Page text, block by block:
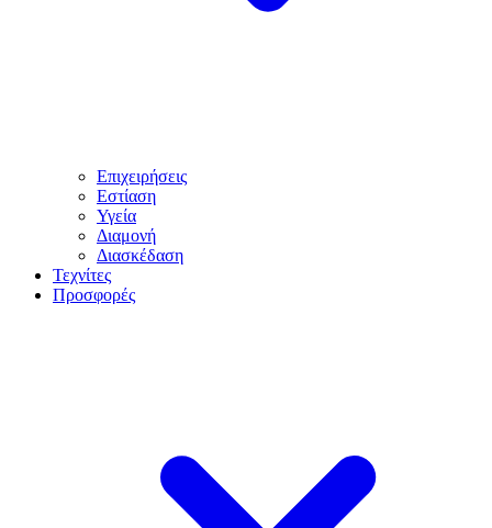
Επιχειρήσεις
Εστίαση
Υγεία
Διαμονή
Διασκέδαση
Τεχνίτες
Προσφορές